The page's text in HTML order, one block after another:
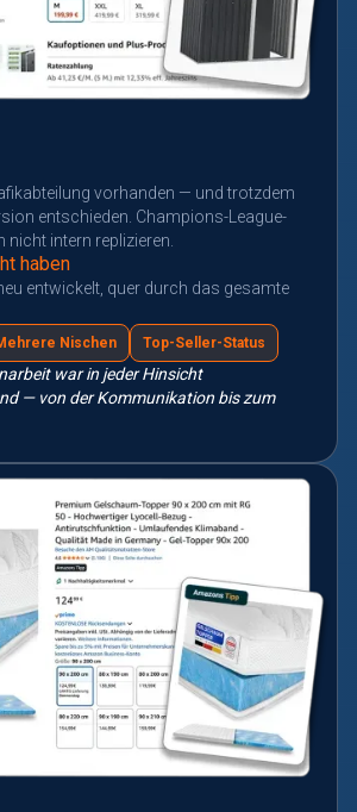
vorhanden — und trotzdem
entschieden. Champions-League-
intern replizieren.
haben
entwickelt, quer durch das gesamte
Nischen Top-Seller-Status
war in jeder Hinsicht
— von der Kommunikation bis zum